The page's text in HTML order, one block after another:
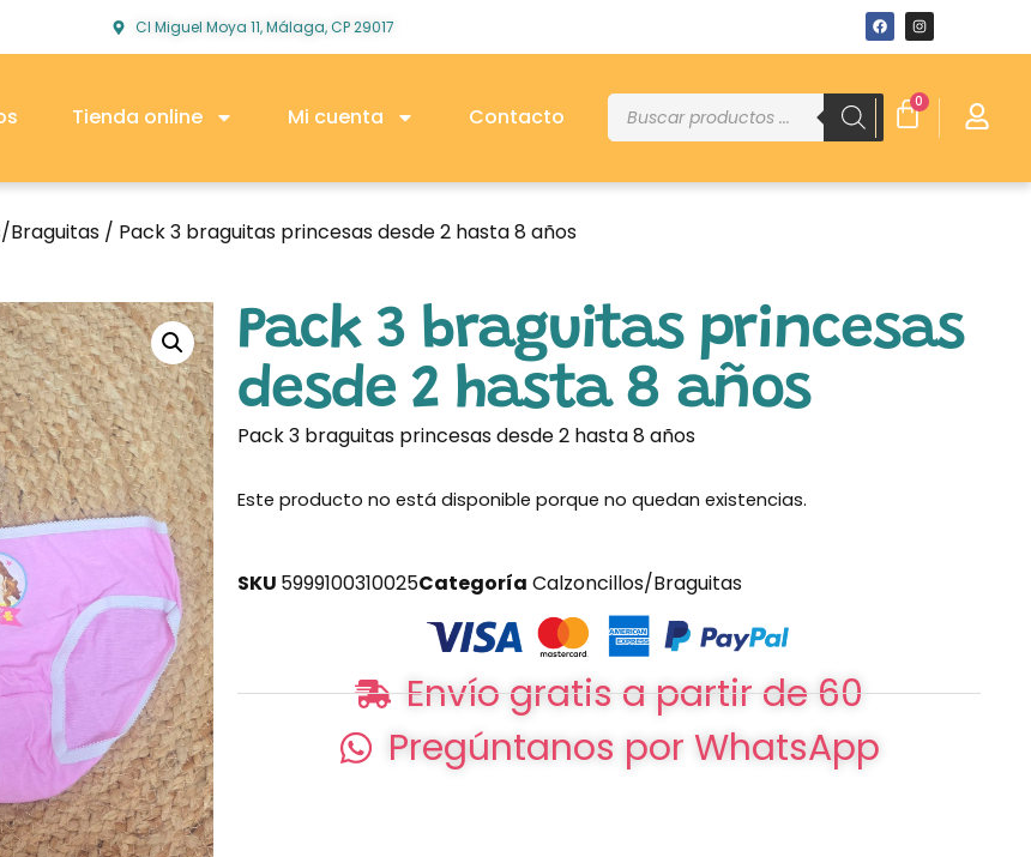
Cl Miguel Moya 11, Málaga, CP 29017
Tienda online Mi cuenta Contacto
0
Braguitas / Pack 3 braguitas princesas desde 2 hasta 8 años
Pack 3 braguitas princesas
desde 2 hasta 8 años
Pack 3 braguitas princesas desde 2 hasta 8 años
Este producto no está disponible porque no quedan existencias.
SKU 5999100310025Categoría Calzoncillos/Braguitas
Envío gratis a partir de 60
Pregúntanos por WhatsApp